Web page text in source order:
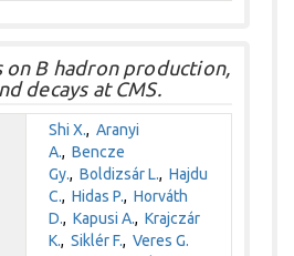
on B hadron production,
decays at CMS.
Shi X.,Aranyi
A.,Bencze
Gy.,Boldizsár L.,Hajdu
C.,Hidas P.,Horváth
D.,Kapusi A.,Krajczár
K.,Siklér F.,Veres G.